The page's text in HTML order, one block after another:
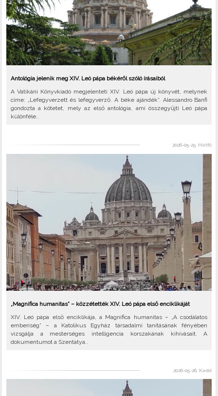
Antológia jelenik meg XIV. Leó pápa békéről szóló írásaiból
A Vatikáni Könyvkiadó megjelenteti XIV. Leó pápa új könyvét, melynek
címe: „Lefegyverzett és lefegyverző. A béke ajándék”. Alessandro Banfi
gondozta a kötetet, mely az első antológia, ami összegyűjti Leó pápa
különféle..
2026-05-25, Hétfő
„Magnifica humanitas” – közzétették XIV. Leó pápa első enciklikáját
XIV. Leó pápa első enciklikája, a Magnifica humanitas – „A csodálatos
emberiség” – a Katolikus Egyház társadalmi tanításának fényében
vizsgálja a mesterséges intelligencia korszakának kihívásait. A
dokumentumot a Szentatya..
2026-05-26, Kedd